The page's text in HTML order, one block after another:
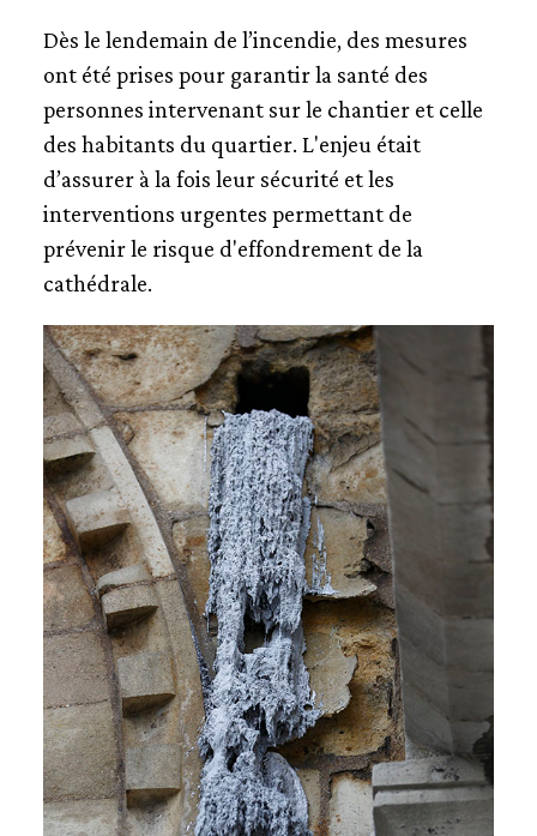
LA PRÉPARATION DE LA RESTAURATION
LES PORTRAITS
Dès le lendemain de l’incendie, des mesures
ont été prises pour garantir la santé des
personnes intervenant sur le chantier et celle
des habitants du quartier. L'enjeu était
d’assurer à la fois leur sécurité et les
interventions urgentes permettant de
prévenir le risque d'effondrement de la
cathédrale.